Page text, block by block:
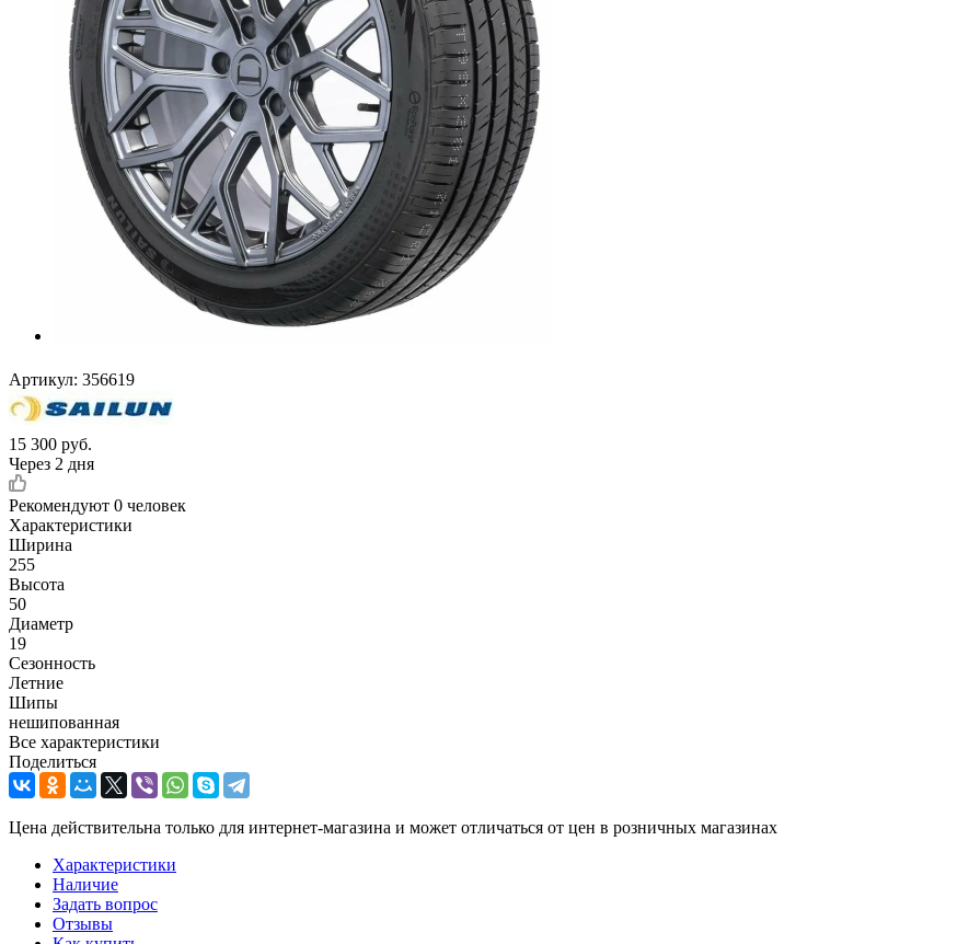
Артикул: 356619
15 300 руб.
Через 2 дня
Рекомендуют 0 человек
Характеристики
Ширина
255
Высота
50
Диаметр
19
Сезонность
Летние
Шипы
нешипованная
Все характеристики
Поделиться
Цена действительна только для интернет-магазина и может отличаться от цен в розничных магазинах
Характеристики
Наличие
Задать вопрос
Отзывы